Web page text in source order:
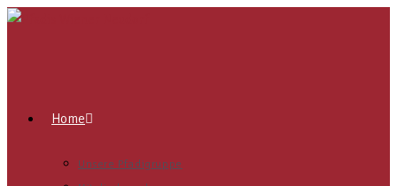
Home
Unsere Pfadigruppe